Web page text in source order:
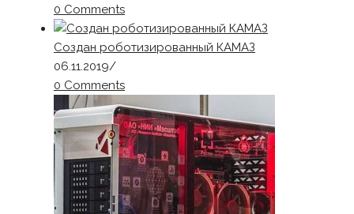
0 Comments
Создан роботизированный КАМАЗ
06.11.2019/
0 Comments